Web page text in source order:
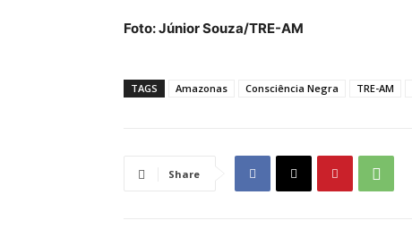
Foto: Júnior Souza/TRE-AM
TAGS Amazonas Consciência Negra TRE-AM
Share